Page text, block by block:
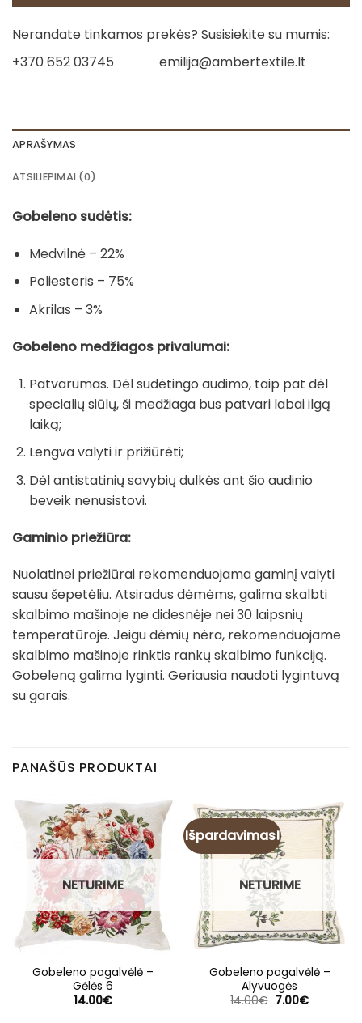
Nerandate tinkamos prekės? Susisiekite su mumis:
+370 652 03745
emilija@ambertextile.lt
APRAŠYMAS
ATSILIEPIMAI (0)
Gobeleno sudėtis:
Medvilnė – 22%
Poliesteris – 75%
Akrilas – 3%
Gobeleno medžiagos privalumai:
Patvarumas. Dėl sudėtingo audimo, taip pat dėl
specialių siūlų, ši medžiaga bus patvari labai ilgą
laiką;
Lengva valyti ir prižiūrėti;
Dėl antistatinių savybių dulkės ant šio audinio
beveik nenusistovi.
Gaminio priežiūra:
Nuolatinei priežiūrai rekomenduojama gaminį valyti
sausu šepetėliu. Atsiradus dėmėms, galima skalbti
skalbimo mašinoje ne didesnėje nei 30 laipsnių
temperatūroje. Jeigu dėmių nėra, rekomenduojame
skalbimo mašinoje rinktis rankų skalbimo funkciją.
Gobeleną galima lyginti. Geriausia naudoti lygintuvą
su garais.
PANAŠŪS PRODUKTAI
NETURIME
Gobeleno pagalvėlė –
Gėlės 6
14.00€
Išpardavimas!
NETURIME
Gobeleno pagalvėlė –
Alyvuogės
14.00€ Original
7.00€Current